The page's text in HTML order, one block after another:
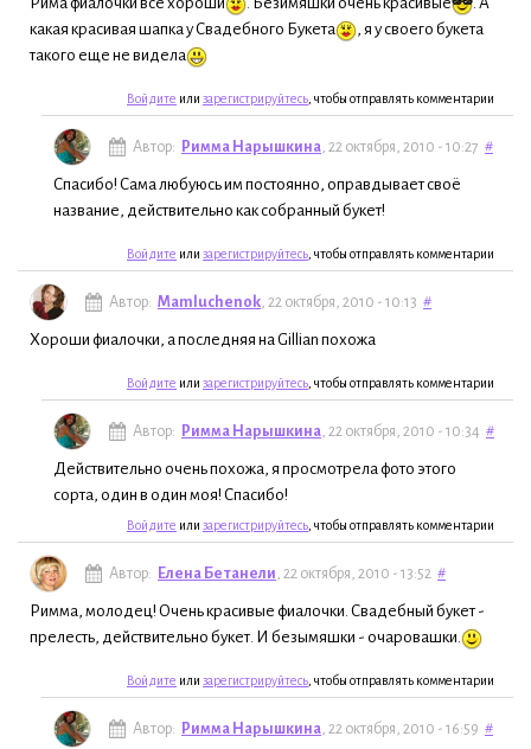
какая красивая шапка у Свадебного Букета
, я у своего букета
такого еще не видела
Войдите или зарегистрируйтесь , чтобы отправлять комментарии
Автор: Римма Нарышкина, 22 октября, 2010 - 10:27 #
Спасибо! Сама любуюсь им постоянно, оправдывает своё
название, действительно как собранный букет!
Войдите или зарегистрируйтесь , чтобы отправлять комментарии
Автор: Mamluchenok, 22 октября, 2010 - 10:13 #
Хороши фиалочки, а последняя на Gillian похожа
Войдите или зарегистрируйтесь , чтобы отправлять комментарии
Автор: Римма Нарышкина, 22 октября, 2010 - 10:34 #
Действительно очень похожа, я просмотрела фото этого
сорта, один в один моя! Спасибо!
Войдите или зарегистрируйтесь , чтобы отправлять комментарии
Автор: Елена Бетанели, 22 октября, 2010 - 13:52 #
Римма, молодец! Очень красивые фиалочки. Свадебный букет -
прелесть, действительно букет. И безымяшки - очаровашки.
Войдите или зарегистрируйтесь , чтобы отправлять комментарии
Автор: Римма Нарышкина, 22 октября, 2010 - 16:59 #